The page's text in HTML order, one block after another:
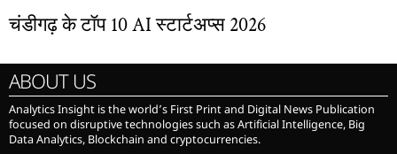
चंडीगढ़ के टॉप 10 AI स्टार्टअप्स 2026
ABOUT US
Analytics Insight is the world’s First Print and Digital News Publication
focused on disruptive technologies such as Artificial Intelligence, Big
Data Analytics, Blockchain and cryptocurrencies.